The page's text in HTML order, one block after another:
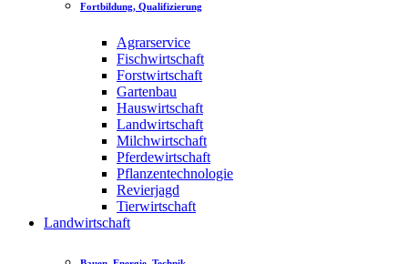
Fortbildung, Qualifizierung
Agrarservice
Fischwirtschaft
Forstwirtschaft
Gartenbau
Hauswirtschaft
Landwirtschaft
Milchwirtschaft
Pferdewirtschaft
Pflanzentechnologie
Revierjagd
Tierwirtschaft
Landwirtschaft